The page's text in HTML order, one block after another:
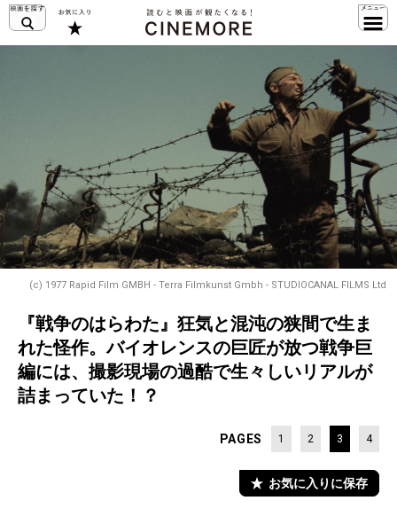
(c) 1977 Rapid Film GMBH - Terra Filmkunst Gmbh - STUDIOCANAL FILMS Ltd
『戦争のはらわた』狂気と混沌の狭間で生ま
れた怪作。バイオレンスの巨匠が放つ戦争巨
編には、撮影現場の過酷で生々しいリアルが
詰まっていた！？
PAGES 1 2 3 4
お気に入りに保存